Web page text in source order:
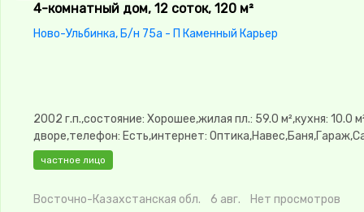
4-комнатный дом, 12 соток, 120 м²
Ново-Ульбинка, Б/н 75а - П Каменный Карьер
2002 г.п.,состояние: Хорошее,жилая пл.: 59.0 м²,кухня: 10.0
дворе,телефон: Есть,интернет:
частное лицо
Восточно-Казахстанская обл. 6 авг. Нет просмотров